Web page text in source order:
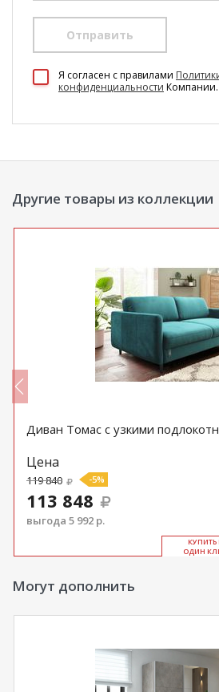
Отправить
Я согласен c правилами
конфиденциальности Компании.
Другие товары из коллекции
Диван Томас с узкими
Цена
119 840 -5%
113 848
выгода 5 992 р.
КУ­ПИТЬ
ОДИН
Могут дополнить